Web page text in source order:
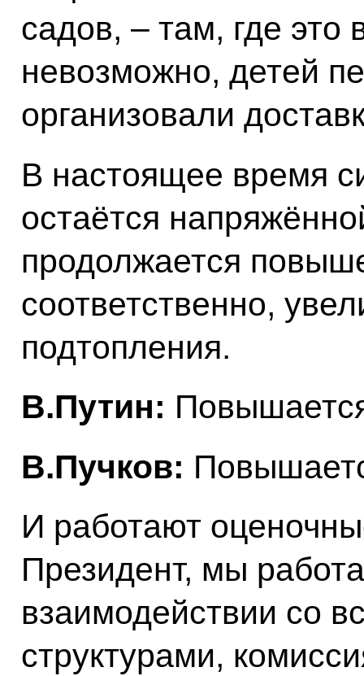
садов, – там, где это
невозможно, детей
организовали
В настоящее время
остаётся
продолжается
соответственно,
подтопления.
В.Путин:
В.Пучков:
И работают
Президент, мы
взаимодействии со
структурами,